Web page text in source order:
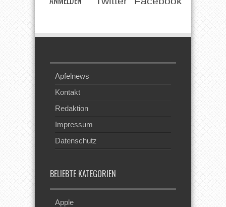
Apfelnews
Kontakt
Redaktion
Impressum
Datenschutz
BELIEBTE KATEGORIEN
Apple